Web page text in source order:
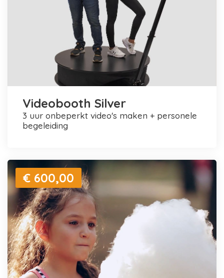
Videobooth Silver
3 uur onbeperkt video's maken + personele
begeleiding
€ 600,00